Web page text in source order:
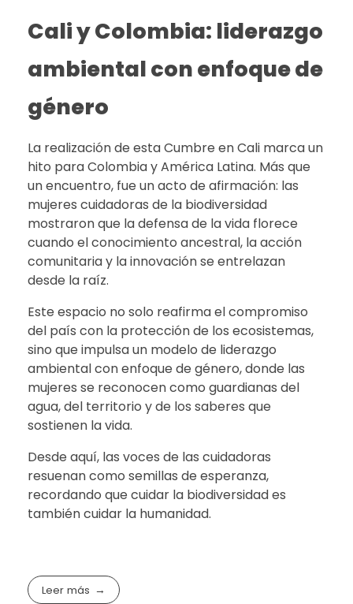
Cali y Colombia: liderazgo
ambiental con enfoque de
género
La realización de esta Cumbre en Cali marca un
hito para Colombia y América Latina. Más que
un encuentro, fue un acto de afirmación: las
mujeres cuidadoras de la biodiversidad
mostraron que la defensa de la vida florece
cuando el conocimiento ancestral, la acción
comunitaria y la innovación se entrelazan
desde la raíz.
Este espacio no solo reafirma el compromiso
del país con la protección de los ecosistemas,
sino que impulsa un modelo de liderazgo
ambiental con enfoque de género, donde las
mujeres se reconocen como guardianas del
agua, del territorio y de los saberes que
sostienen la vida.
Desde aquí, las voces de las cuidadoras
resuenan como semillas de esperanza,
recordando que cuidar la biodiversidad es
también cuidar la humanidad.
Leer más